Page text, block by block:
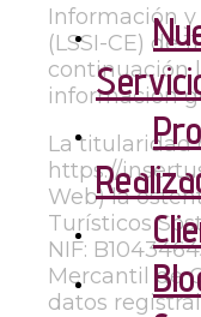
Información
(LSSI-CE) de
continuación
información
La titularidad
https://
Web) la
Turísticos
NIF:
Mercantil de
datos